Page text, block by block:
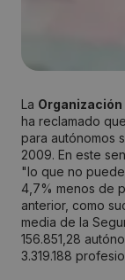
La
ha reclamado
para autónomos
2009. En este
"lo que no
4,7% menos de
anterior, como
media de la
156.851,28
3.319.188